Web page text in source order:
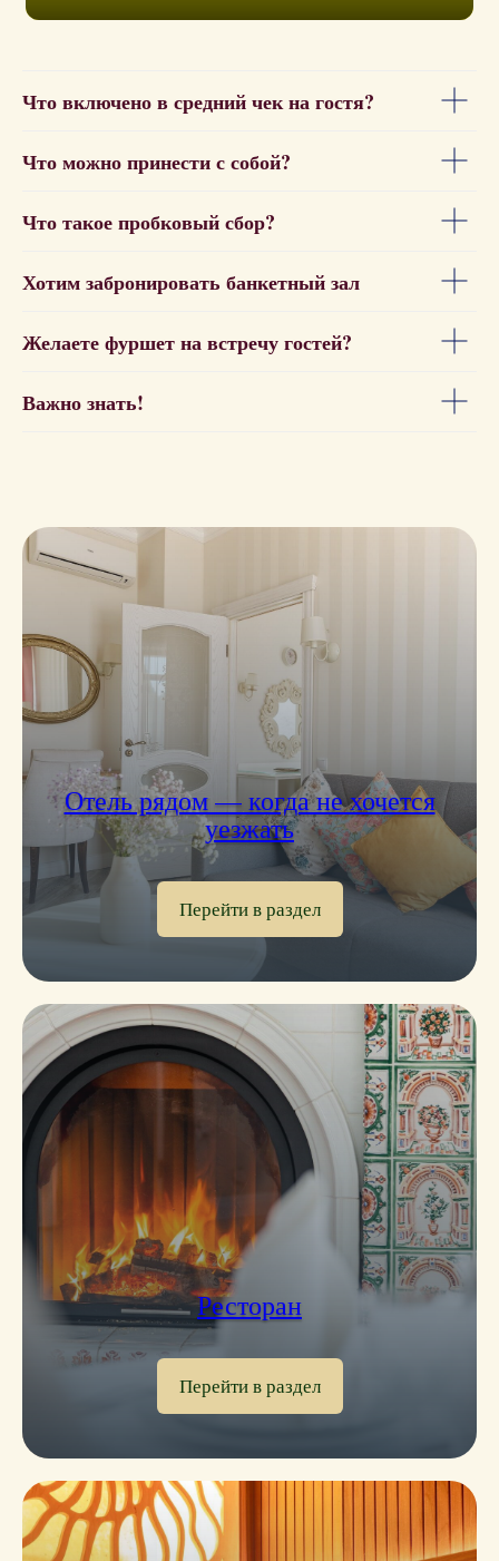
Что включено в средний чек на гостя?
Что можно принести с собой?
Что такое пробковый сбор?
Хотим забронировать банкетный зал
Желаете фуршет на встречу гостей?
Важно знать!
Отель рядом — когда не хочется
уезжать
Перейти в раздел
Ресторан
Перейти в раздел